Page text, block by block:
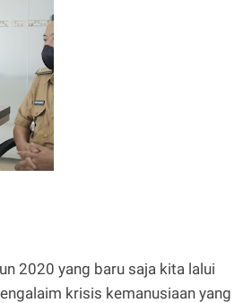
2020 yang baru saja kita lalui
krisis kemanusiaan yang